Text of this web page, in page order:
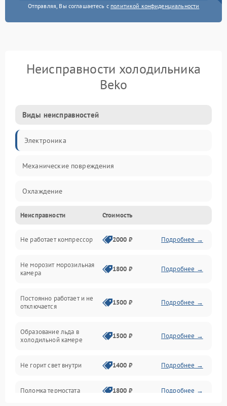
Отправляя, Вы соглашаетесь с политикой конфиденциальности
Неисправности холодильника
Beko
Виды неисправностей
Электроника
Механические повреждения
Охлаждение
Механика
Электропитание
Дренаж
Неисправности Стоимость
Не работает компрессор 2000 ₽ Подробнее →
Не морозит морозильная
камера
1800 ₽ Подробнее →
Постоянно работает и не
отключается
1500 ₽ Подробнее →
Образование льда в
холодильной камере
1500 ₽ Подробнее →
Не горит свет внутри 1400 ₽ Подробнее →
Поломка термостата 1800 ₽ Подробнее →